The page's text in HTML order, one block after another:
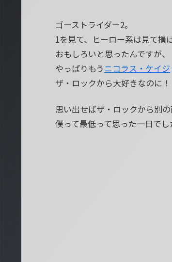
ゴーストライダー2。
1を見て、ヒーロー系は見て損
おもしろいと思ったんですが、
やっぱりもうニコラス・ケイジ
ザ・ロックから大好きなのに！
思い出せばザ・ロックから別
僕って最低って思った一日でし